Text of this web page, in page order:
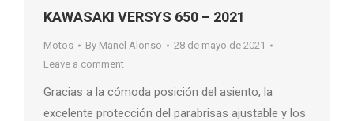
KAWASAKI VERSYS 650 – 2021
Motos By Manel Alonso
28 de mayo de 2021
Leave a comment
Gracias a la cómoda posición del asiento, la
excelente protección del parabrisas ajustable y los